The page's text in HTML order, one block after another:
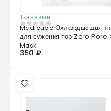
Тканевые
0из 5
Medicube Охлаждающая
для сужения пор Zero Pore
Mask
350 ₽